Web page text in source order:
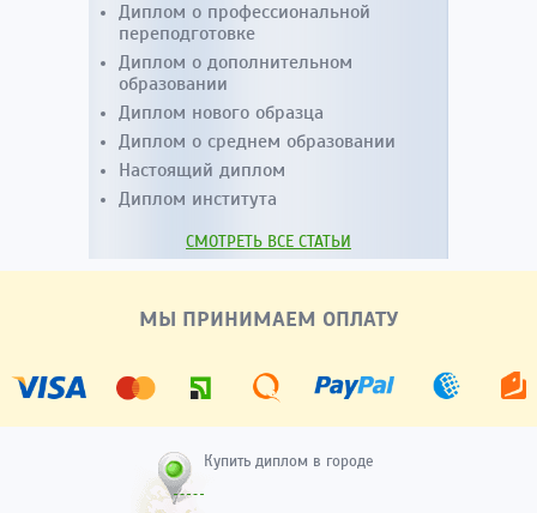
Диплом о профессиональной
переподготовке
Диплом о дополнительном
образовании
Диплом нового образца
Диплом о среднем образовании
Настоящий диплом
Диплом института
СМОТРЕТЬ ВСЕ СТАТЬИ
МЫ ПРИНИМАЕМ ОПЛАТУ
Купить диплом в городе